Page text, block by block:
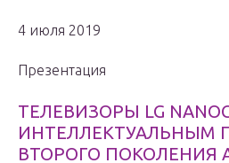
4 июля 2019
Презентация
ТЕЛЕВИЗОРЫ LG
ИНТЕЛЛЕКТУАЛЬНЫМ
ВТОРОГО ПОКОЛЕНИЯ